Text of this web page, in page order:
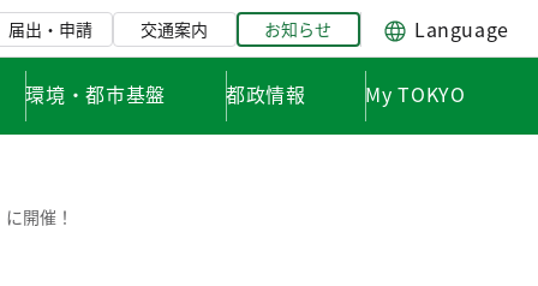
届出・申請 交通案内 お知らせ Language
環境・都市基盤 都政情報 My TOKYO
開催！